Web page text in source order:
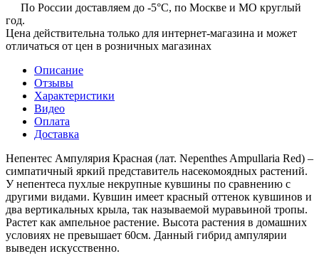
По России доставляем до -5°C, по Москве и МО круглый
год.
Цена действительна только для интернет-магазина и может
отличаться от цен в розничных магазинах
Описание
Отзывы
Характеристики
Видео
Оплата
Доставка
Непентес Ампулярия Красная (лат. Nepenthes Ampullaria Red) –
симпатичный яркий представитель насекомоядных растений.
У непентеса пухлые некрупные кувшины по сравнению с
другими видами. Кувшин имеет красный оттенок кувшинов и
два вертикальных крыла, так называемой муравьиной тропы.
Растет как ампельное растение. Высота растения в домашних
условиях не превышает 60см. Данный гибрид ампулярии
выведен искусственно.